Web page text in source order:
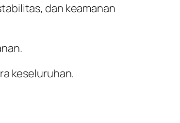
dan keamanan
keseluruhan.